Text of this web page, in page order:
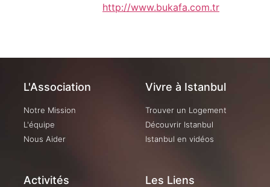
http://www.bukafa.com.tr
L'Association
Notre Mission
L'équipe
Nous Aider
Vivre à Istanbul
Trouver un Logement
Découvrir Istanbul
Istanbul en vidéos
Activités Les Liens